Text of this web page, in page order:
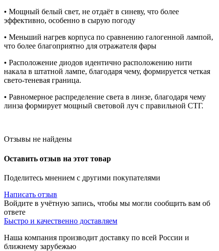
• Мощный белый свет, не отдаёт в синеву, что более
эффективно, особенно в сырую погоду
• Меньший нагрев корпуса по сравнению галогенной лампой,
что более благоприятно для отражателя фары
• Расположение диодов идентично расположению нити
накала в штатной лампе, благодаря чему, формируется четкая
свето-теневая граница.
• Равномерное распределение света в линзе, благодаря чему
линза формирует мощный световой луч с правильной СТГ.
Отзывы не найдены
Оставить отзыв на этот товар
Поделитесь мнением с другими покупателями
Написать отзыв
Войдите в учётную запись, чтобы мы могли сообщить вам об
ответе
Быстро и качественно доставляем
Наша компания производит доставку по всей России и
ближнему зарубежью